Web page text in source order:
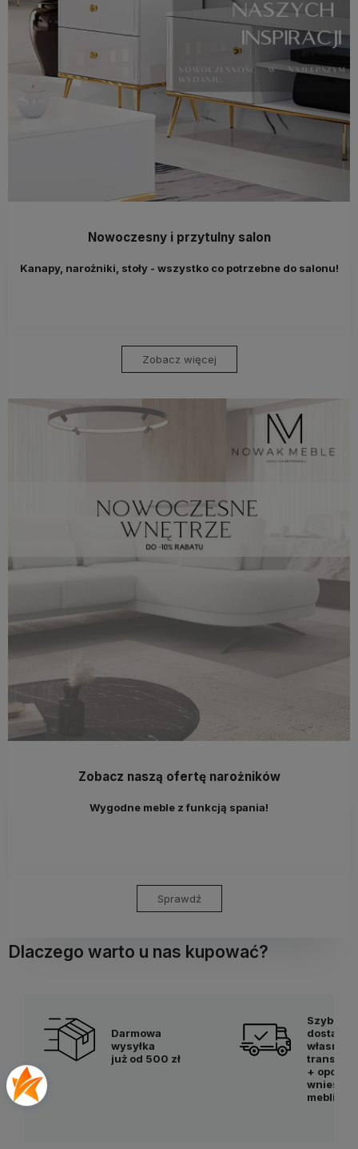
Nowoczesny i przytulny salon
Kanapy, narożniki, stoły - wszystko co potrzebne do salonu!
Zobacz więcej
Zobacz naszą ofertę narożników
Wygodne meble z funkcją spania!
Sprawdź
Dlaczego warto u nas kupować?
Darmowa
wysyłka
już od 500 zł
Szybka
dostawa
własnym
+
mebli